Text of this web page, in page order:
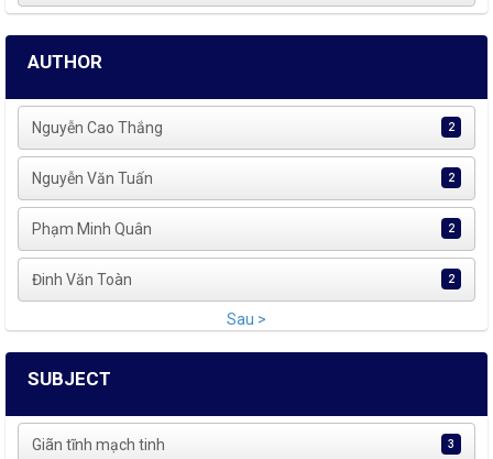
AUTHOR
Nguyễn Cao Thắng 2
Nguyễn Văn Tuấn 2
Phạm Minh Quân 2
Đinh Văn Toàn 2
Sau >
SUBJECT
Giãn tĩnh mạch tinh 3